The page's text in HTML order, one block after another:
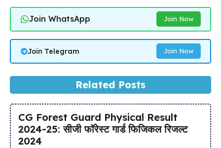
Join WhatsApp Join Now
Join Telegram Join Now
Related Posts
CG Forest Guard Physical Result
2024-25: सीजी फॉरेस्ट गार्ड फिजिकल रिजल्ट
2024